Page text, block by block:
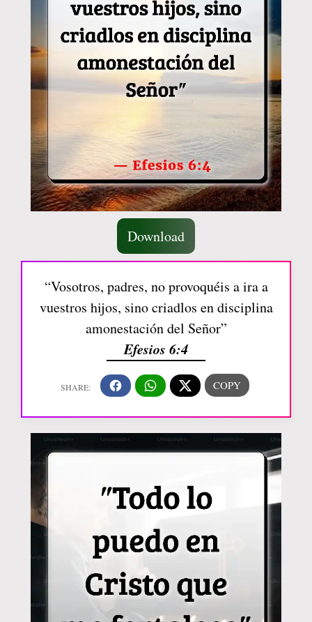
Download
“Vosotros, padres, no provoquéis a ira a
vuestros hijos, sino criadlos en disciplina
amonestación del Señor”
Efesios 6:4